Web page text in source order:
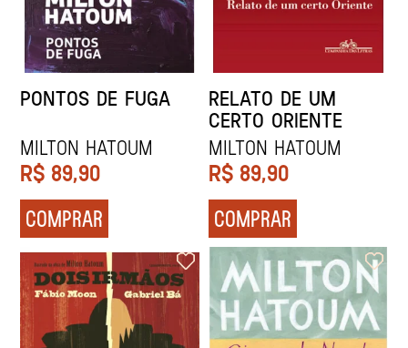
PONTOS DE FUGA
MILTON HATOUM
R$ 89,90
COMPRAR
RELATO DE UM
CERTO ORIENTE
MILTON HATOUM
R$ 89,90
COMPRAR